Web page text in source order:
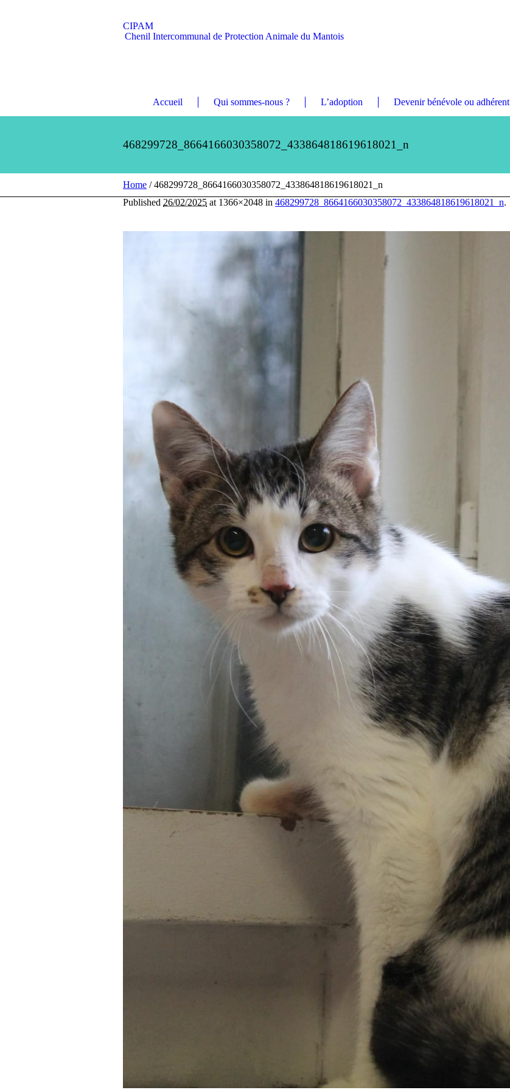
CIPAM
Chenil Intercommunal de Protection Animale du Mantois
Accueil Qui sommes-nous ? L’adoption Devenir bénévole ou adhérent
468299728_8664166030358072_433864818619618021_n
Home /468299728_8664166030358072_433864818619618021_n
Published 26/02/2025 at 1366×2048 in 468299728_8664166030358072_433864818619618021_n.